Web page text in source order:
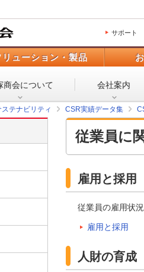
サポート
リューション・製品
商会について 会社案内
ステナビリティ CSR実績データ集
従業員に
雇用と採用
従業員の雇用状
雇用と採用
人財の育成